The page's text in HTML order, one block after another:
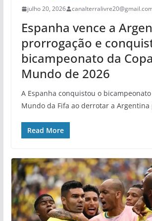
julho 20, 2026
Espanha vence a
prorrogação e
bicampeonato da
Mundo de 2026
A Espanha conquistou o
Mundo da Fifa ao derrotar a Argentina
Read More